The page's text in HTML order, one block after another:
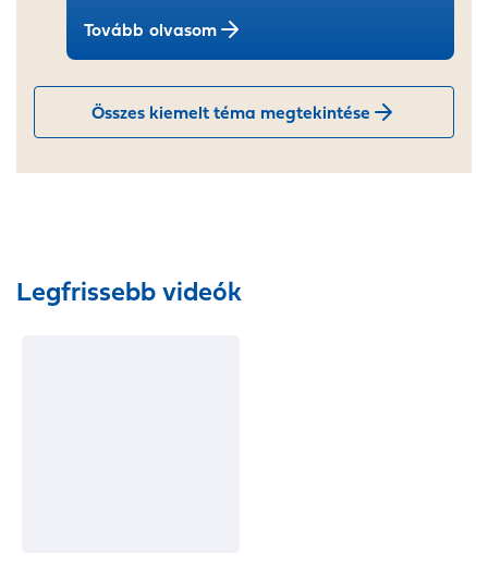
Tovább olvasom
Összes kiemelt téma megtekintése
Legfrissebb videók